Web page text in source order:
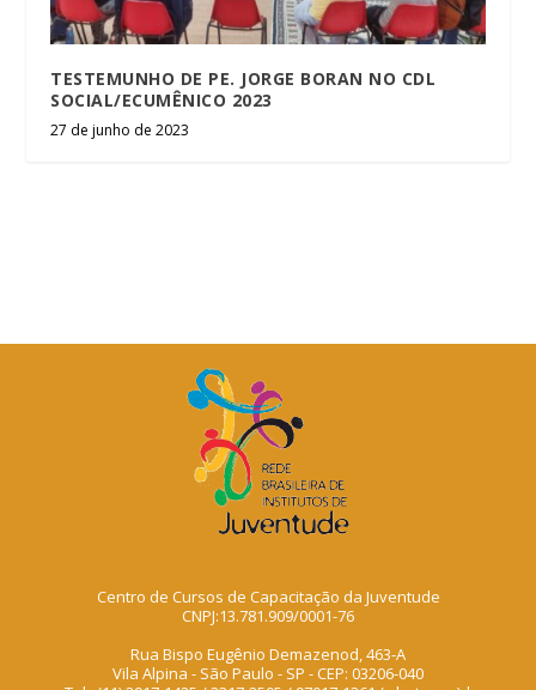
TESTEMUNHO DE PE. JORGE BORAN NO CDL
SOCIAL/ECUMÊNICO 2023
27 de junho de 2023
Centro de Cursos de Capacitação da Juventude
CNPJ:13.781.909/0001-76
Rua Bispo Eugênio Demazenod, 463-A
Vila Alpina - São Paulo - SP - CEP: 03206-040